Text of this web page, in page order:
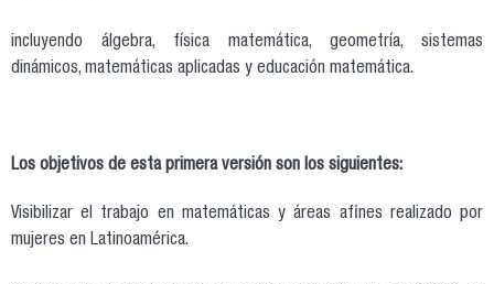
incluyendo álgebra, física matemática, geometría, sistemas
dinámicos, matemáticas aplicadas y educación matemática.
Los objetivos de esta primera versión son los siguientes:
Visibilizar el trabajo en matemáticas y áreas afines realizado por
mujeres en Latinoamérica.